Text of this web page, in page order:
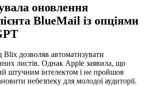
оновлення
BlueMail із опціями
Blix дозволяв автоматизувати
листів. Однак Apple заявила, що
штучним інтелектом і не пройшов
небезпеку для молодої аудиторії.